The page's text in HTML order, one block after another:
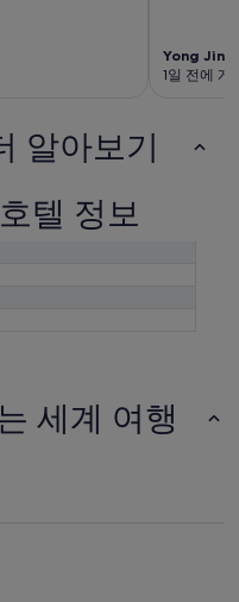
Yong Jin
1일 전에 게
알아보기
텔 정보
세계 여행